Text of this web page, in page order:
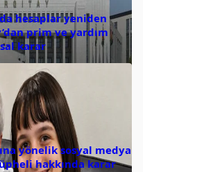
hesaplar yeniden
prim ve yardım
karar
yönelik sosyal medya
hakkında karar